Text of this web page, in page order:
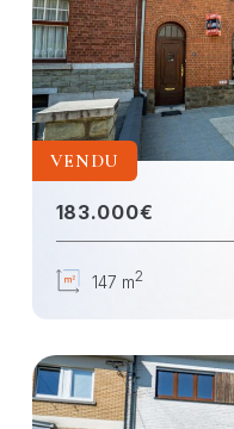
VENDU
183.000€
147 m2